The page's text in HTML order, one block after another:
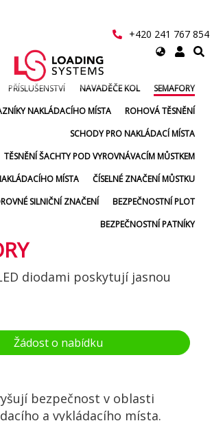
+420 241 767 854
Select
PŘÍSLUŠENSTVÍ NAVADĚČE KOL
SEMAFORY
NAKLÁDACÍHO MÍSTA
ROHOVÁ TĚSNĚNÍ
SCHODY PRO NAKLÁDACÍ MÍSTA
TĚSNĚNÍ ŠACHTY POD VYROVNÁVACÍM MŮSTKEM
MÍSTA
ČÍSELNÉ ZNAČENÍ MŮSTKU
SILNIČNÍ ZNAČENÍ
BEZPEČNOSTNÍ PLOT
BEZPEČNOSTNÍ PATNÍKY
diodami poskytují jasnou
Žádost o nabídku
bezpečnost v oblasti
a vykládacího místa.